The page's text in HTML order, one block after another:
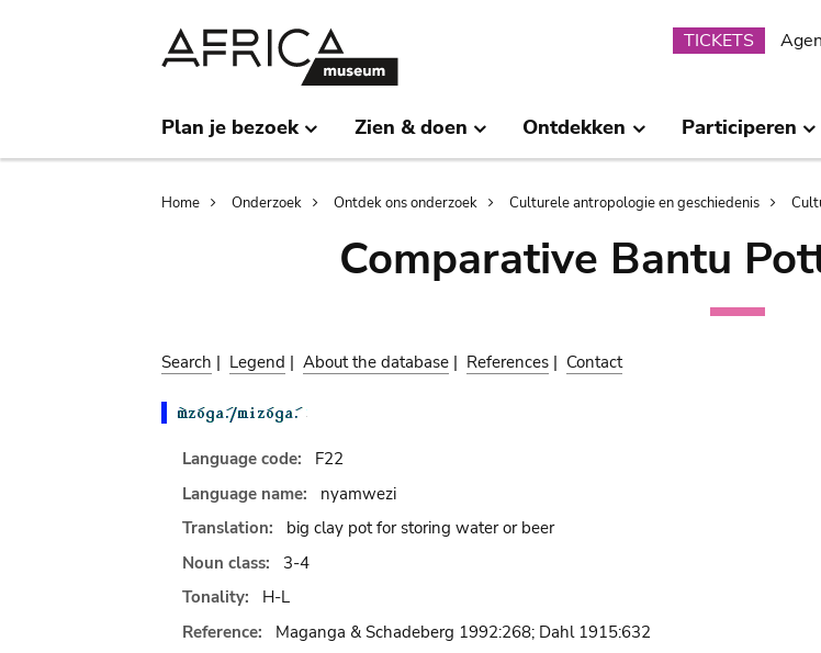
TICKETS
Plan je bezoek Zien & doen Ontdekken Participeren
Breadcrumb
Home Onderzoek Ontdek ons onderzoek Culturele antropologie en geschiedenis
Comparative Bantu
Search | Legend | About the database | References | Contact
Language code:
F22
Language name:
nyamwezi
Translation:
big clay pot for storing water or beer
Noun class:
3-4
Tonality:
H-L
Reference:
Maganga & Schadeberg 1992:268; Dahl 1915:632